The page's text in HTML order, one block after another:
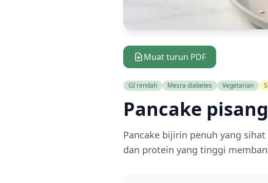
Muat turun PDF
GI rendah Mesra diabetes Vegetarian
Pancake
Pancake bijirin penuh yang
dan protein yang tinggi